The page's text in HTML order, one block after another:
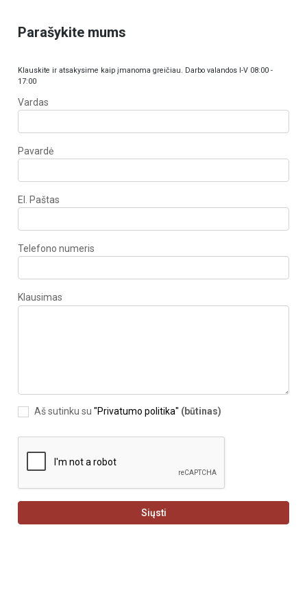
Parašykite mums
Klauskite ir atsakysime kaip įmanoma greičiau. Darbo valandos I-V 08:00 -
17:00
Vardas
Pavardė
El. Paštas
Telefono numeris
Klausimas
Aš sutinku su "Privatumo politika" (būtinas)
Siųsti